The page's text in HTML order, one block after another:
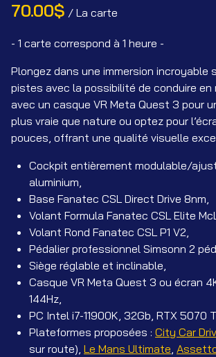
/
- 1 carte correspond à 1 heure -
Plongez dans une immersion incroyable
pistes avec la possibilité de conduire
avec un casque VR Meta Quest 3 pour
plus vraie que nature ou optez pour
pouces, offrant une qualité visuelle
Cockpit entièrement modulable/
aluminium,
Base Fanatec CSL Direct Drive 8nm,
Volant Formula Fanatec CSL Elite
Volant Rond Fanatec CSL P1 V2,
Pédalier professionnel Simsonn 2
Siège réglable et inclinable,
Casque VR Meta Quest 3 ou écran
144Hz,
PC Intel i7-11900K, 32Gb, RTX 5070
Plateformes proposées : City Car
sur route), Le Mans Ultimate